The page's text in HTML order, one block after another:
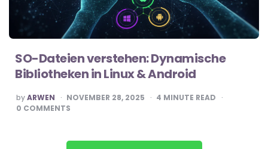
SO-Dateien verstehen: Dynamische
Bibliotheken in Linux & Android
POSTED
BY
byARWEN NOVEMBER 28, 2025 4 MINUTE READ
0 COMMENTS